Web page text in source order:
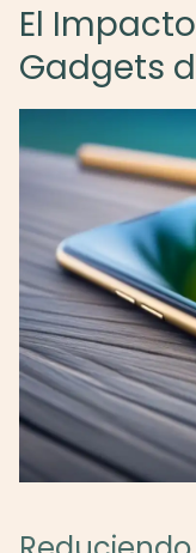
El
Gadgets